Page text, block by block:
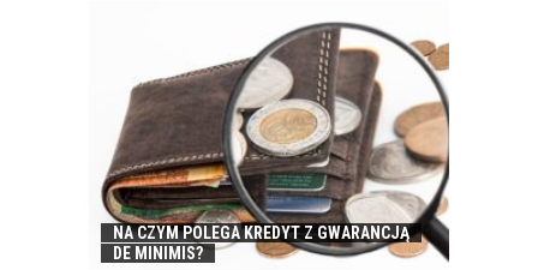
NA CZYM POLEGA KREDYT Z GWARANCJĄ
DE MINIMIS?